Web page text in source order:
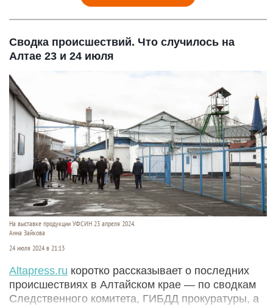
Сводка происшествий. Что случилось на
Алтае 23 и 24 июля
На выставке продукции УФСИН 23 апреля 2024.
Анна Зайкова
24 июля 2024 в 21:13
Аltapress.ru коротко рассказывает о последних
происшествиях в Алтайском крае — по сводкам
Следственного комитета, ГИБДД прокуратуры, а